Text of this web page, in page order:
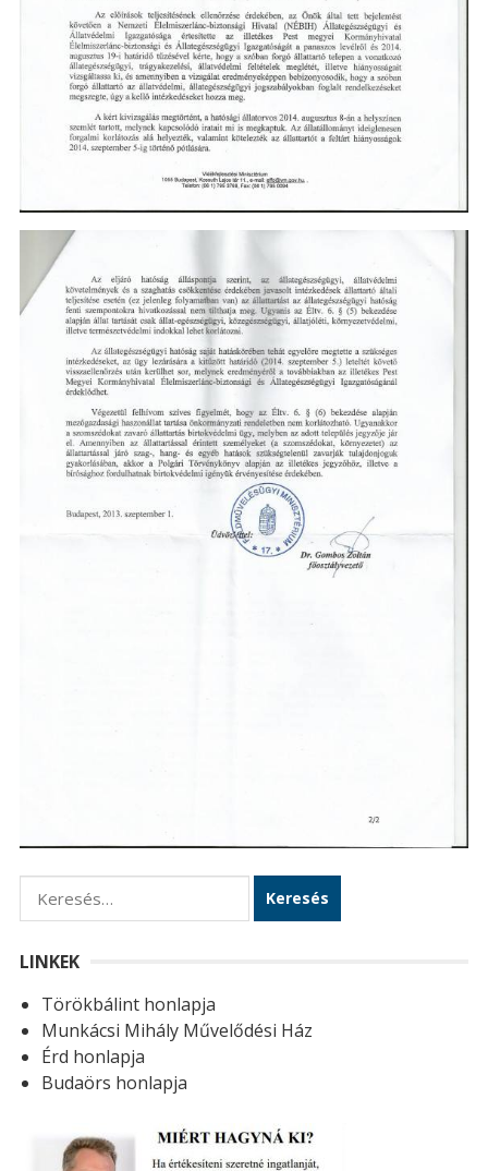
e
s
é
s
LINKEK
Törökbálint honlapja
Munkácsi Mihály Művelődési Ház
Érd honlapja
Budaörs honlapja